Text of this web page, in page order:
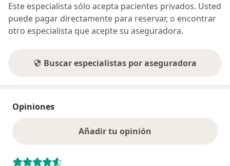
Este especialista sólo acepta pacientes privados. Usted
puede pagar directamente para reservar, o encontrar
otro especialista que acepte su aseguradora.
Buscar especialistas por aseguradora
Opiniones
Añadir tu opinión